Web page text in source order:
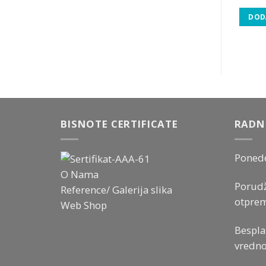
BISNOTE CERTIFICATE
O Nama
Reference/ Galerija slika
Web Shop